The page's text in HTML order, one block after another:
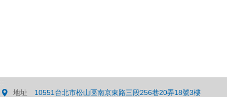
:::
地址
10551台北市松山區南京東路三段256巷20弄18號3樓